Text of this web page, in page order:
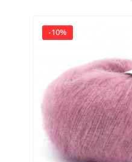
-10%